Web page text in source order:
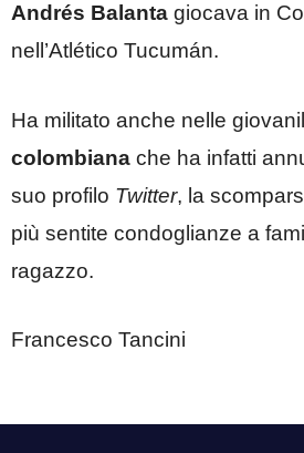
Andrés Balanta giocava in
nell’Atlético Tucumán.
Ha militato anche nelle
colombiana che ha infatti
suo profilo Twitter, la
più sentite condoglianze a
ragazzo.
Francesco Tancini